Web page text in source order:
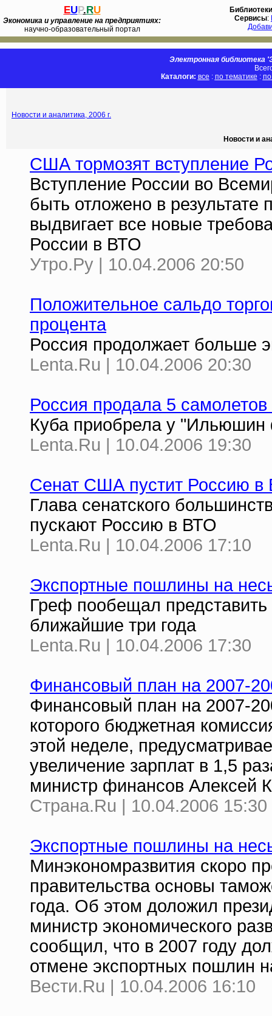
EUP.RU
Экономика и управление на предприятиях:
научно-образовательный портал
Библиотеки
Сервисы:
Электронная библиотека
Каталоги: все : по тематике :
Новости и аналитика, 2006 г.
Новости и
США тормозят вступление
Вступление России во
быть отложено в результате
выдвигает все новые
России в ВТО
Утро.Ру | 10.04.2006 20:50
Положительное сальдо
процента
Россия продолжает больше
Lenta.Ru | 10.04.2006 20:30
Россия продала 5
Куба приобрела у
Lenta.Ru | 10.04.2006 19:30
Сенат США пустит Россию в
Глава сенатского
пускают Россию в ВТО
Lenta.Ru | 10.04.2006 17:10
Экспортные пошлины на
Греф пообещал
ближайшие три года
Lenta.Ru | 10.04.2006 17:30
Финансовый план на 2007-
Финансовый план на 2007-
которого бюджетная
этой неделе,
увеличение зарплат в 1,5
министр финансов Алексей
Страна.Ru | 10.04.2006 15:30
Экспортные пошлины на
Минэкономразвития скоро
правительства основы
года. Об этом доложил
министр экономического
сообщил, что в 2007 году
отмене экспортных пошлин
Вести.Ru | 10.04.2006 16:10